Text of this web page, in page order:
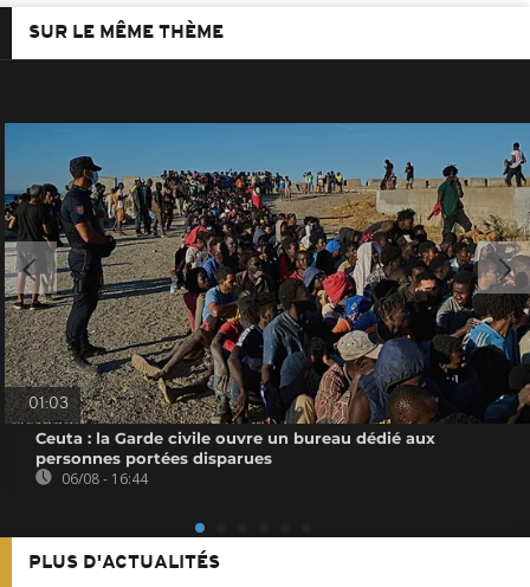
SUR LE MÊME THÈME
01:03
Ceuta : la Garde civile ouvre un bureau dédié aux
personnes portées disparues
06/08 - 16:44
PLUS D'ACTUALITÉS